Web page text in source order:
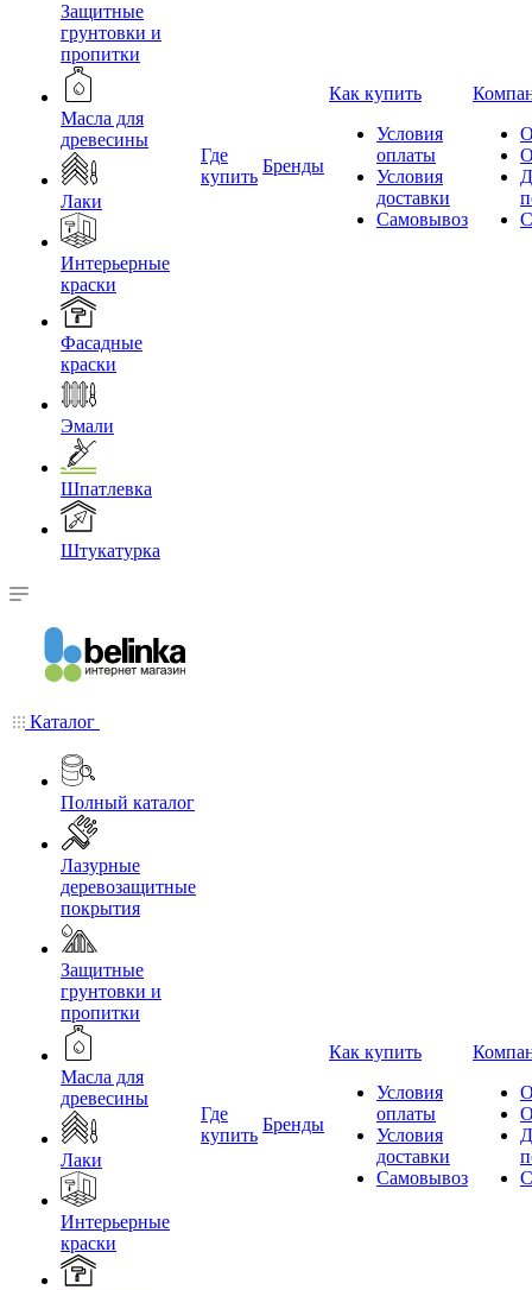
Защитные
грунтовки и
пропитки
Масла для
древесины
Лаки
Интерьерные
краски
Фасадные
краски
Эмали
Шпатлевка
Штукатурка
Где
купить
Бренды
Как купить
Условия
оплаты
Условия
доставки
Самовывоз
Каталог
Полный каталог
Лазурные
деревозащитные
покрытия
Защитные
грунтовки и
пропитки
Масла для
древесины
Лаки
Интерьерные
краски
Где
купить
Бренды
Как купить
Условия
оплаты
Условия
доставки
Самовывоз